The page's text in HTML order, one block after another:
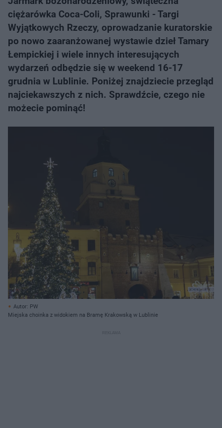
ciężarówka Coca-Coli, Sprawunki - Targi
Wyjątkowych Rzeczy, oprowadzanie kuratorskie
po nowo zaaranżowanej wystawie dzieł Tamary
Łempickiej i wiele innych interesujących
wydarzeń odbędzie się w weekend 16-17
grudnia w Lublinie. Poniżej znajdziecie przegląd
najciekawszych z nich. Sprawdźcie, czego nie
możecie pominąć!
Autor: PW
Miejska choinka z widokiem na Bramę Krakowską w Lublinie